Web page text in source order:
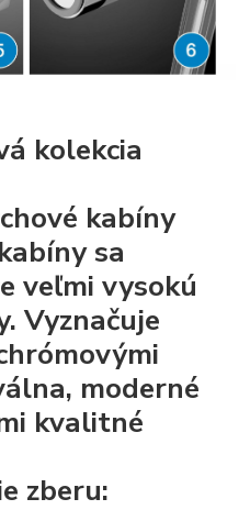
kolekcia
kabíny
sa
veľmi vysokú
Vyznačuje
moderné
kvalitné
zberu: